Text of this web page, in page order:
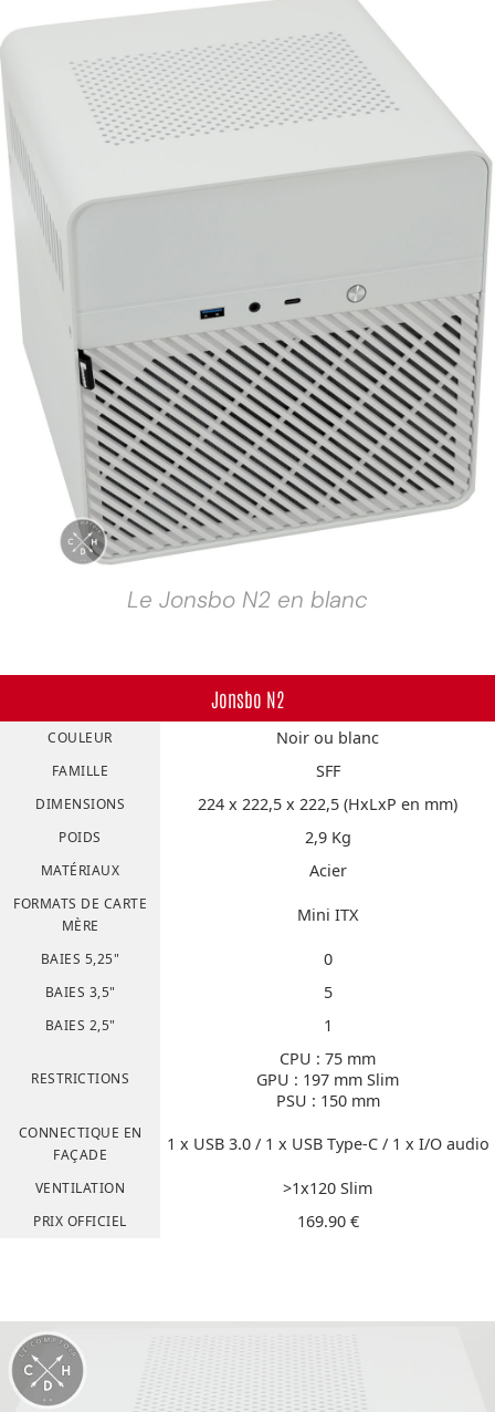
Le Jonsbo N2 en blanc
Jonsbo N2
COULEUR Noir ou blanc
FAMILLE SFF
DIMENSIONS 224 x 222,5 x 222,5 (HxLxP en mm)
POIDS 2,9 Kg
MATÉRIAUX Acier
FORMATS DE CARTE
MÈRE
Mini ITX
BAIES 5,25" 0
BAIES 3,5" 5
BAIES 2,5" 1
RESTRICTIONS
CPU : 75 mm
GPU : 197 mm Slim
PSU : 150 mm
CONNECTIQUE EN
FAÇADE
1 x USB 3.0 / 1 x USB Type-C / 1 x I/O audio
VENTILATION >1x120 Slim
PRIX OFFICIEL 169.90 €